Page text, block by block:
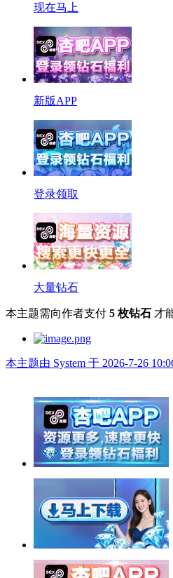
现在马上
新版APP
登录领取
大量钻石
本主题需向作者支付 5 枚钻石 才
本主题由 System 于 2026-7-26